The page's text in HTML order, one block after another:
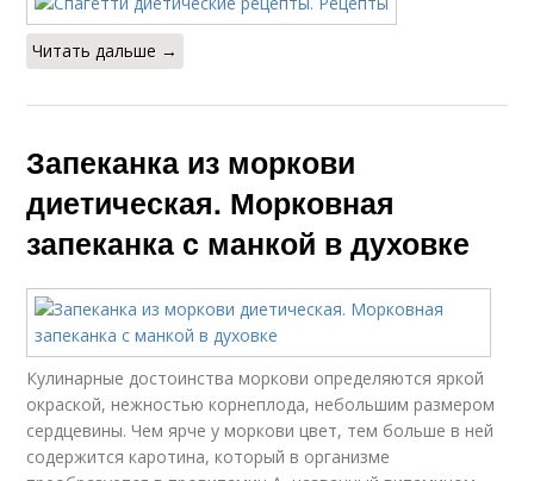
Читать дальше →
Запеканка из моркови
диетическая. Морковная
запеканка с манкой в духовке
Кулинарные достоинства моркови определяются яркой
окраской, нежностью корнеплода, небольшим размером
сердцевины. Чем ярче у моркови цвет, тем больше в ней
содержится каротина, который в организме